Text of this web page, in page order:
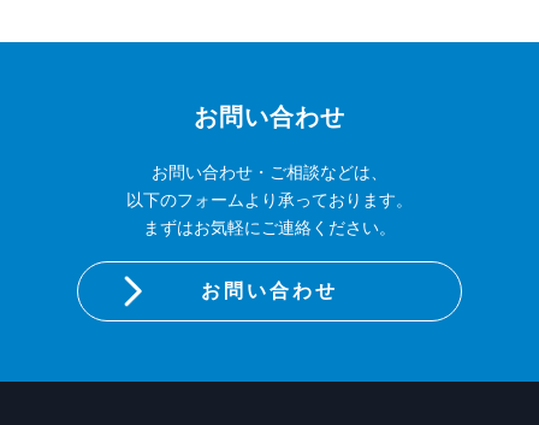
お問い合わせ
お問い合わせ・ご相談などは、
以下のフォームより承っております。
まずはお気軽にご連絡ください。
お問い合わせ